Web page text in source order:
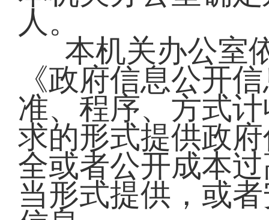
人。
本机关办公室
《政府信息公开
准、程序、方式
求的形式提供政
全或者公开成本
当形式提供，或